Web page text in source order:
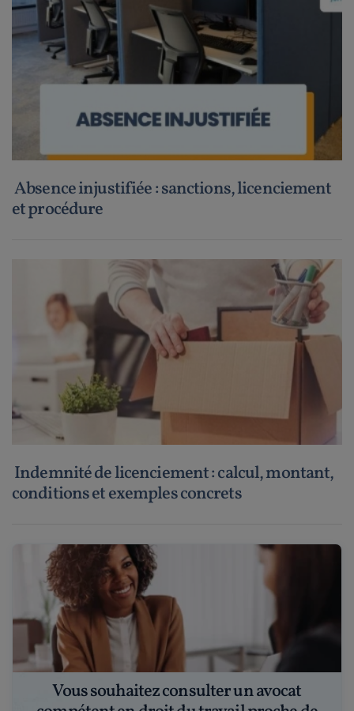
Absence injustifiée : sanctions, licenciement
et procédure
Indemnité de licenciement : calcul, montant,
conditions et exemples concrets
Vous souhaitez consulter un avocat